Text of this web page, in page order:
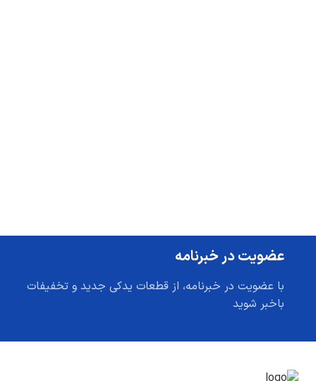
عضویت در خبرنامه
با عضویت در خبرنامه، از قطعات یدکی جدید و تخفیفات
باخبر شوید